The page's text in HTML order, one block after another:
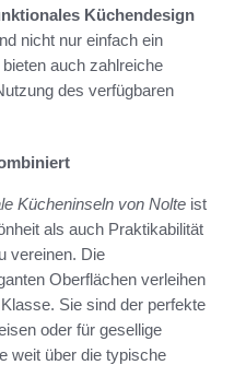
Küchendesign
nicht nur einfach ein
auch zahlreiche
des verfügbaren
Kücheninseln von Nolte ist
als auch Praktikabilität
vereinen. Die
Oberflächen verleihen
Sie sind der perfekte
oder für gesellige
weit über die typische